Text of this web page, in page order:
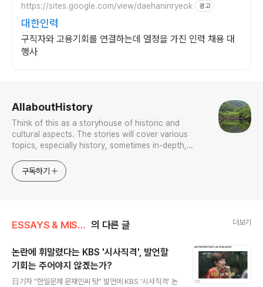
https://sites.google.com/view/daehaninryeok 광고
대한인력
구직자와 고용기회를 연결하는데 열정을 가진 인력 채용 대
행사
AllaboutHistory
Think of this as a storyhouse of historic and
cultural aspects. The stories will cover various
topics, especially history, sometimes in-depth,
approach will be to resist any common sense or
generalized viewpoint
구독하기
ESSAYS & MISCELLANIES 의 다른 글 더보기
논란에 휘말렸다는 KBS '시사직격', 발언할
기회는 주어야지 않겠는가?
日기자 "한일문제 문재인씨 탓" 발언에 KBS '시사직격' 논